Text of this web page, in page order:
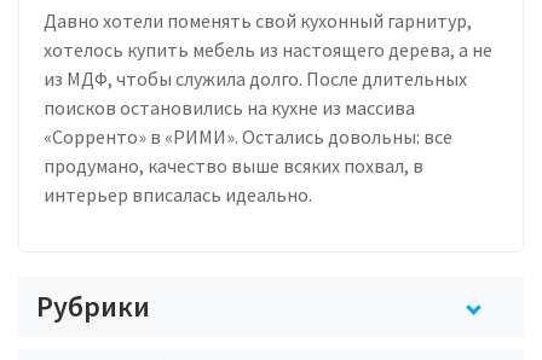
Давно хотели поменять свой кухонный гарнитур,
хотелось купить мебель из настоящего дерева, а не
из МДФ, чтобы служила долго. После длительных
поисков остановились на кухне из массива
«Сорренто» в «РИМИ». Остались довольны: все
продумано, качество выше всяких похвал, в
интерьер вписалась идеально.
Рубрики